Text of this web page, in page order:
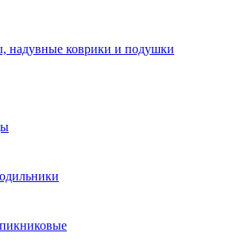
надувные коврики и подушки